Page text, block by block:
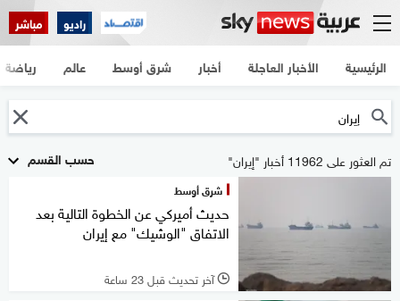
راديو مباشر
الرئيسية الأخبار العاجلة أخبار شرق أوسط عالم رياضة
حسب القسم تم العثور على 11962 أخبار "إيران"
شرق أوسط
حديث أميركي عن الخطوة التالية بعد
الاتفاق "الوشيك" مع إيران
l آخر تحديث قبل 23 ساعة